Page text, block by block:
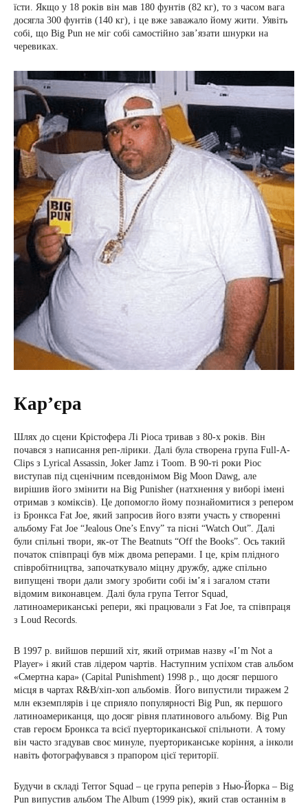
їсти. Якщо у 18 років він мав 180 фунтів (82 кг), то з часом вага
досягла 300 фунтів (140 кг), і це вже заважало йому жити. Уявіть
собі, що Big Pun не міг собі самостійно зав’язати шнурки на
черевиках.
Кар’єра
Шлях до сцени Крістофера Лі Ріоса тривав з 80-х років. Він
почався з написання реп-лірики. Далі була створена група Full-A-
Clips з Lyrical Assassin, Joker Jamz і Toom. В 90-ті роки Ріос
виступав під сценічним псевдонімом Big Moon Dawg, але
вирішив його змінити на Big Punisher (натхнення у виборі імені
отримав з коміксів). Це допомогло йому познайомитися з репером
із Бронкса Fat Joe, який запросив його взяти участь у створенні
альбому Fat Joe “Jealous One’s Envy” та пісні “Watch Out”. Далі
були спільні твори, як-от The Beatnuts “Off the Books”. Ось такий
початок співпраці був між двома реперами. І це, крім плідного
співробітництва, започаткувало міцну дружбу, адже спільно
випущені твори дали змогу зробити собі ім’я і загалом стати
відомим виконавцем. Далі була група Terror Squad,
латиноамериканські репери, які працювали з Fat Joe, та співпраця
з Loud Records.
В 1997 р. вийшов перший хіт, який отримав назву «I’m Not a
Player» і який став лідером чартів. Наступним успіхом став альбом
«Смертна кара» (Capital Punishment) 1998 р., що досяг першого
місця в чартах R&B/хіп-хоп альбомів. Його випустили тиражем 2
млн екземплярів і це сприяло популярності Big Pun, як першого
латиноамериканця, що досяг рівня платинового альбому. Big Pun
став героєм Бронкса та всієї пуерториканської спільноти. А тому
він часто згадував своє минуле, пуерториканське коріння, а інколи
навіть фотографувався з прапором цієї території.
Будучи в складі Terror Squad – це група реперів з Нью-Йорка – Big
Pun випустив альбом The Album (1999 рік), який став останнім в